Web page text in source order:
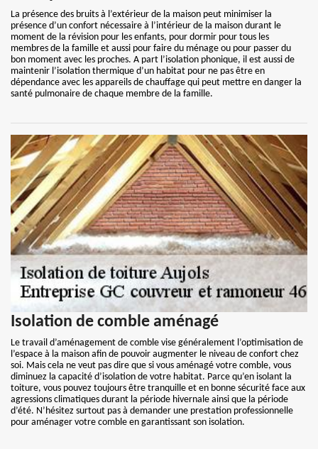
La présence des bruits à l’extérieur de la maison peut minimiser la
présence d’un confort nécessaire à l’intérieur de la maison durant le
moment de la révision pour les enfants, pour dormir pour tous les
membres de la famille et aussi pour faire du ménage ou pour passer du
bon moment avec les proches. A part l’isolation phonique, il est aussi de
maintenir l’isolation thermique d’un habitat pour ne pas être en
dépendance avec les appareils de chauffage qui peut mettre en danger la
santé pulmonaire de chaque membre de la famille.
Isolation de comble aménagé
Le travail d’aménagement de comble vise généralement l’optimisation de
l’espace à la maison afin de pouvoir augmenter le niveau de confort chez
soi. Mais cela ne veut pas dire que si vous aménagé votre comble, vous
diminuez la capacité d’isolation de votre habitat. Parce qu’en isolant la
toiture, vous pouvez toujours être tranquille et en bonne sécurité face aux
agressions climatiques durant la période hivernale ainsi que la période
d’été. N’hésitez surtout pas à demander une prestation professionnelle
pour aménager votre comble en garantissant son isolation.